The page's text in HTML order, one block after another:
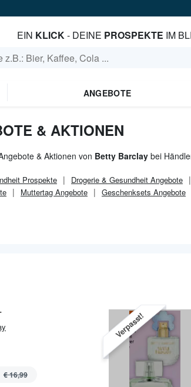
EIN KLICK- DEINE PROSPEKTE IM
ANGEBOTE
& AKTIONEN
& Aktionen von Betty Barclay bei
Prospekte Drogerie & Gesundheit Angebote
Muttertag Angebote Geschenksets Angebote
€ 16,99
Verpasst!